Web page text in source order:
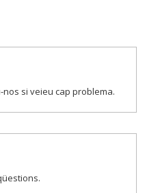
si veieu cap problema.